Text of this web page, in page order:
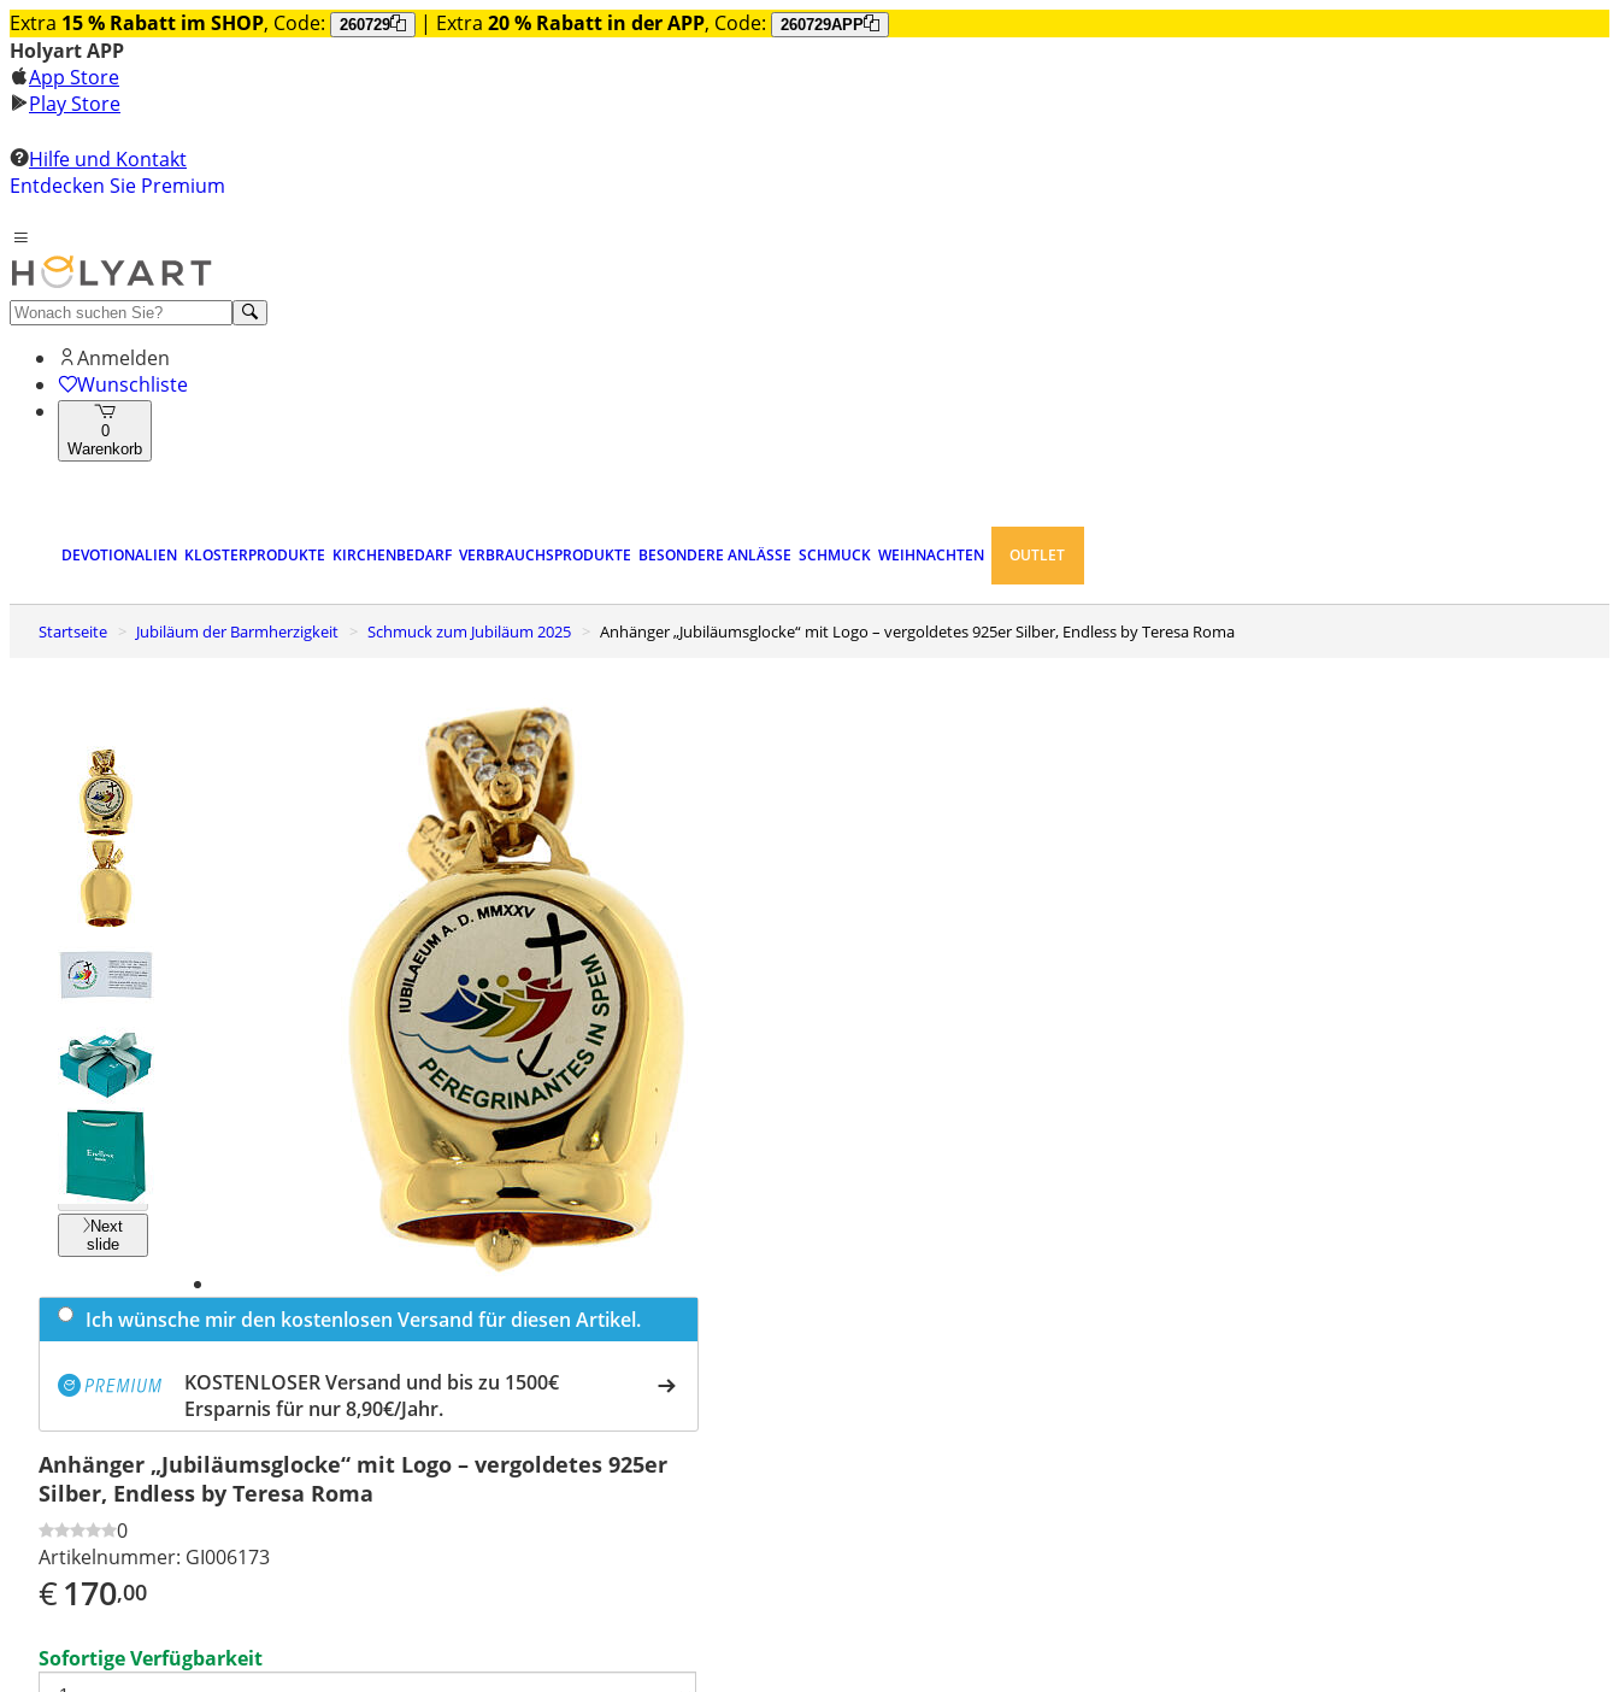
Extra 15 % Rabatt im SHOP, Code: 260729 | Extra 20 % Rabatt in der APP, Code: 260729APP
Holyart APP
App Store
Play Store
Hilfe und Kontakt
Entdecken Sie Premium
Anmelden
Wunschliste
0
Warenkorb
DEVOTIONALIEN KLOSTERPRODUKTE KIRCHENBEDARF VERBRAUCHSPRODUKTE BESONDERE ANLÄSSE SCHMUCK WEIHNACHTEN OUTLET
Startseite Jubiläum der Barmherzigkeit Schmuck zum Jubiläum 2025 Anhänger „Jubiläumsglocke“ mit Logo – vergoldetes 925er Silber, Endless by Teresa Roma
Previous
slide
Next
slide
Ich wünsche mir den kostenlosen Versand für diesen Artikel.
KOSTENLOSER Versand und bis zu 1500€
Ersparnis für nur 8,90€/Jahr.
Anhänger „Jubiläumsglocke“ mit Logo – vergoldetes 925er
Silber, Endless by Teresa Roma
0
Artikelnummer: GI006173
€170,00
Sofortige Verfügbarkeit